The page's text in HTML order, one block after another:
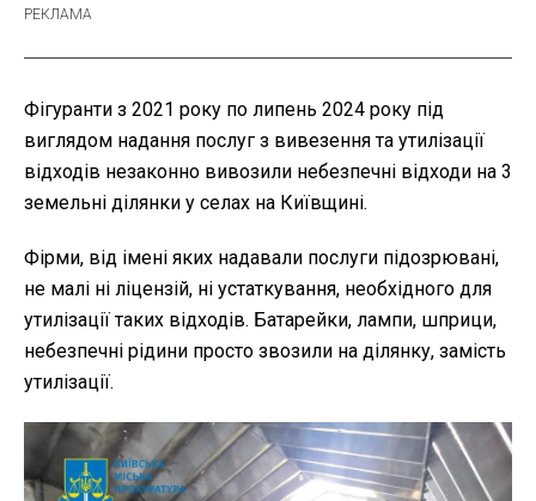
Фігуранти з 2021 року по липень 2024 року під
виглядом надання послуг з вивезення та утилізації
відходів незаконно вивозили небезпечні відходи на 3
земельні ділянки у селах на Київщині.
Фірми, від імені яких надавали послуги підозрювані,
не малі ні ліцензій, ні устаткування, необхідного для
утилізації таких відходів. Батарейки, лампи, шприци,
небезпечні рідини просто звозили на ділянку, замість
утилізації.